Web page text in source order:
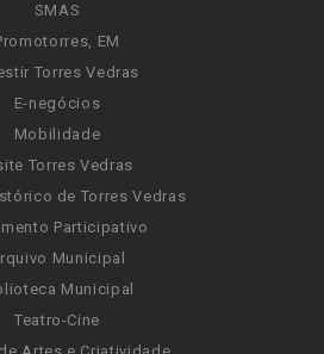
SMAS
EM
Torres Vedras
E-negócios
Mobilidade
Torres Vedras
de Torres Vedras
Participativo
Municipal
Municipal
Teatro-Cine